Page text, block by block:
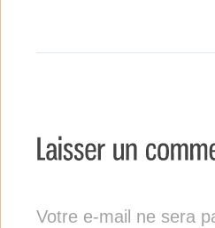
Votre e-mail ne sera